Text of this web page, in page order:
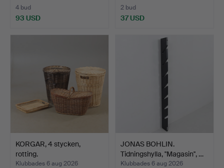
4 bud
93 USD
2 bud
37 USD
KORGAR, 4 stycken,
rotting.
Klubbades 6 aug 2026
JONAS BOHLIN.
Tidningshylla, ''Magasin'', …
Klubbades 6 aug 2026